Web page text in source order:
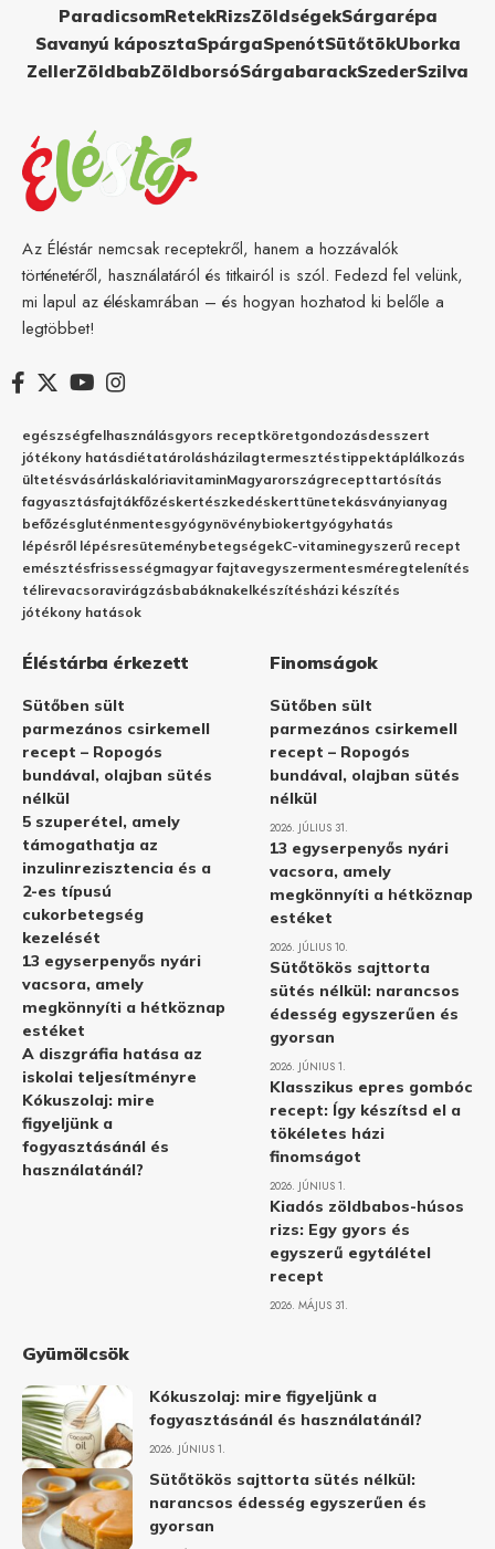
ParadicsomRetekRizsZöldségekSárgarépa
Savanyú káposztaSpárgaSpenótSütőtökUborka
ZellerZöldbabZöldborsóSárgabarackSzederSzilva
Az Éléstár nemcsak receptekről, hanem a hozzávalók
történetéről, használatáról és titkairól is szól. Fedezd fel velünk,
mi lapul az éléskamrában – és hogyan hozhatod ki belőle a
legtöbbet!
egészségfelhasználásgyors receptköretgondozásdesszert
jótékony hatásdiétatárolásházilagtermesztéstippektáplálkozás
ültetésvásárláskalóriavitaminMagyarországrecepttartósítás
fagyasztásfajtákfőzéskertészkedéskerttünetekásványianyag
befőzésgluténmentesgyógynövénybiokertgyógyhatás
lépésről lépésresüteménybetegségekC-vitaminegyszerű recept
emésztésfrissességmagyar fajtavegyszermentesméregtelenítés
télirevacsoravirágzásbabáknakelkészítésházi készítés
jótékony hatások
Éléstárba érkezett
Sütőben sült
parmezános csirkemell
recept – Ropogós
bundával, olajban sütés
nélkül
5 szuperétel, amely
támogathatja az
inzulinrezisztencia és a
2-es típusú
cukorbetegség
kezelését
13 egyserpenyős nyári
vacsora, amely
megkönnyíti a hétköznap
estéket
A diszgráfia hatása az
iskolai teljesítményre
Kókuszolaj: mire
figyeljünk a
fogyasztásánál és
használatánál?
Finomságok
Sütőben sült
parmezános csirkemell
recept – Ropogós
bundával, olajban sütés
nélkül
2026. JÚLIUS 31.
13 egyserpenyős nyári
vacsora, amely
megkönnyíti a hétköznap
estéket
2026. JÚLIUS 10.
Sütőtökös sajttorta
sütés nélkül: narancsos
édesség egyszerűen és
gyorsan
2026. JÚNIUS 1.
Klasszikus epres gombóc
recept: Így készítsd el a
tökéletes házi
finomságot
2026. JÚNIUS 1.
Kiadós zöldbabos-húsos
rizs: Egy gyors és
egyszerű egytálétel
recept
2026. MÁJUS 31.
Gyümölcsök
Kókuszolaj: mire figyeljünk a
fogyasztásánál és használatánál?
2026. JÚNIUS 1.
Sütőtökös sajttorta sütés nélkül:
narancsos édesség egyszerűen és
gyorsan